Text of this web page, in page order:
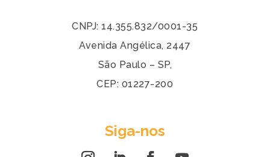
CNPJ: 14.355.832/0001-35
Avenida Angélica, 2447
São Paulo – SP,
CEP: 01227-200
Siga-nos